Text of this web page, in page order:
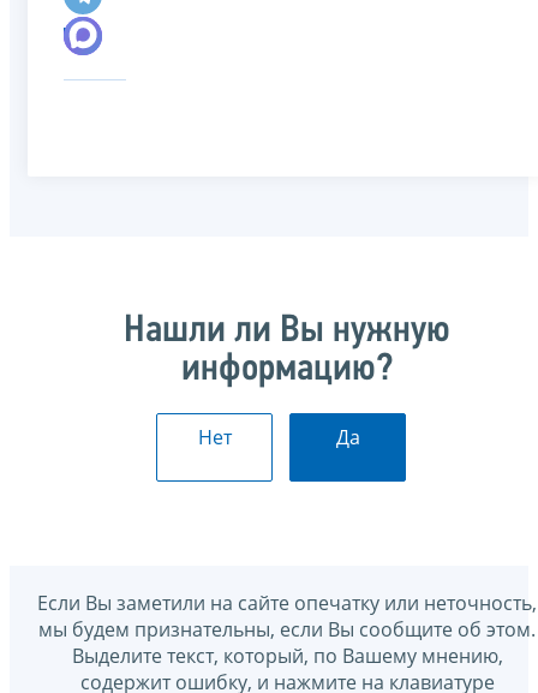
Нашли ли Вы нужную
информацию?
Нет Да
Если Вы заметили на сайте опечатку или неточность,
мы будем признательны, если Вы сообщите об этом.
Выделите текст, который, по Вашему мнению,
содержит ошибку, и нажмите на клавиатуре